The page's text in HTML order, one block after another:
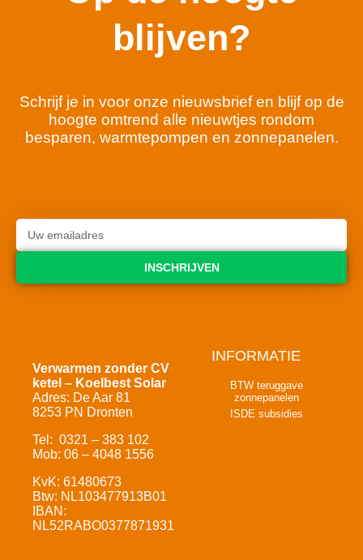
blijven?
Schrijf je in voor onze nieuwsbrief en blijf op de
hoogte omtrend alle nieuwtjes rondom
besparen, warmtepompen en zonnepanelen.
INSCHRIJVEN
Verwarmen zonder CV
ketel – Koelbest Solar
Adres: De Aar 81
8253 PN Dronten
Tel: 0321 – 383 102
Mob: 06 – 4048 1556
KvK: 61480673
Btw: NL103477913B01
IBAN:
NL52RABO0377871931
INFORMATIE
BTW teruggave
zonnepanelen
ISDE subsidies